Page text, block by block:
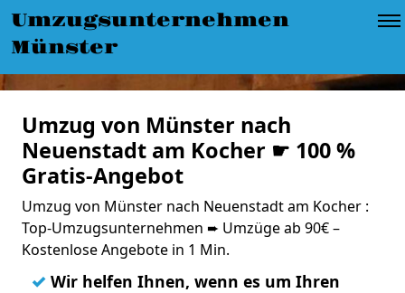
Umzugsunternehmen
Münster
Umzug von Münster nach
Neuenstadt am Kocher ☛ 100 %
Gratis-Angebot
Umzug von Münster nach Neuenstadt am Kocher :
Top-Umzugsunternehmen ➨ Umzüge ab 90€ –
Kostenlose Angebote in 1 Min.
✓ Wir helfen Ihnen, wenn es um Ihren